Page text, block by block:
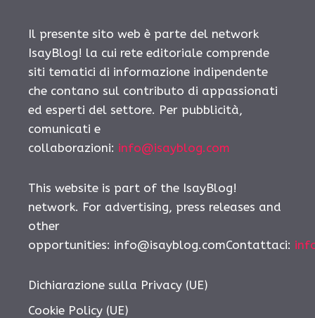
Il presente sito web è parte del network
IsayBlog! la cui rete editoriale comprende
siti tematici di informazione indipendente
che contano sul contributo di appassionati
ed esperti del settore. Per pubblicità,
comunicati e
collaborazioni: info@isayblog.com
This website is part of the IsayBlog!
network. For advertising, press releases and
other
opportunities: info@isayblog.comContattaci:
Dichiarazione sulla Privacy (UE)
Cookie Policy (UE)